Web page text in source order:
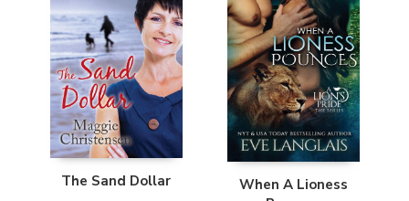
The Sand Dollar
When A Lioness